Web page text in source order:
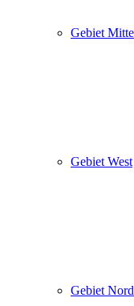
Gebiet Mitte
Gebiet West
Gebiet Nord